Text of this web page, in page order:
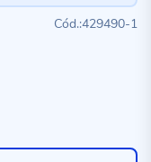
429490-1